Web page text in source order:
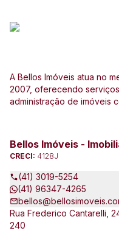
A Bellos Imóveis atua no
2007, oferecendo
administração de imóveis
Bellos Imóveis -
CRECI: 4128J
(41) 3019-5254
(41) 96347-4265
Rua Frederico Cantarelli,
240